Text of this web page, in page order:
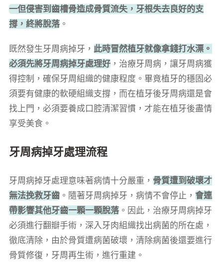
一但侵害到齒槽骨造成骨質流失，牙根失去良好的支
撐，終將脫落。
既然發生牙周病掉牙， 此時冒然植牙就像拿錢打水漂。
必須先將牙周病掉牙處理好，治療牙周病，讓牙周病獲
得控制，確保牙周組織的健康程度。畢竟植牙的穩固必
須要有健康的軟硬組織支撐，而在植牙後牙周病還是會
找上門，必須要養成口腔清潔習慣，才能在植牙後盡情
享受美食。
牙周病掉牙處理流程
牙周病掉牙處理意味著病情十分嚴重， 骨質遭到破壞才
無法挽救牙齒。隨著牙周病掉牙，病情不會停止， 會連
帶影響其他牙齒一顆一顆脫落。因此，治療牙周病掉牙
必須進行翻瓣手術，深入牙肉組織找出病菌的所在處，
徹底清除，由於骨質遭病菌破壞，清除病菌後還要進行
骨質修復，牙周再生術，進行重建。